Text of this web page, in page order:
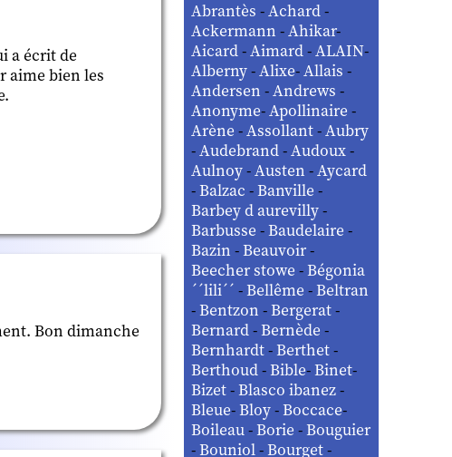
a écrit de
aime bien les
Bon dimanche
Abrantès-Achard-
Ackermann-Ahikar-
Aicard-Aimard-ALAIN-
Alberny-Alixe-Allais-
Andersen-Andrews-
Anonyme-Apollinaire-
Arène-Assollant-Aubry
-Audebrand-Audoux-
Aulnoy-Austen-Aycard
-Balzac-Banville-
Barbey d aurevilly-
Barbusse-Baudelaire-
Bazin-Beauvoir-
Beecher stowe-Bégonia
´´lili´´-Bellême-Beltran
-Bentzon-Bergerat-
Bernard-Bernède-
Bernhardt-Berthet-
Berthoud-Bible-Binet-
Bizet-Blasco ibanez-
Bleue-Bloy-Boccace-
Boileau-Borie-Bouguier
-Bouniol-Bourget-